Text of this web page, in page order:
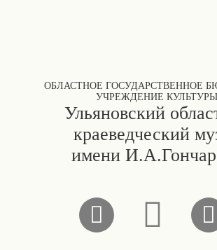
ОБЛАСТНОЕ ГОСУДАРСТВЕННОЕ
УЧРЕЖДЕНИЕ КУЛЬТУРЫ
Ульяновский
краеведческий
имени